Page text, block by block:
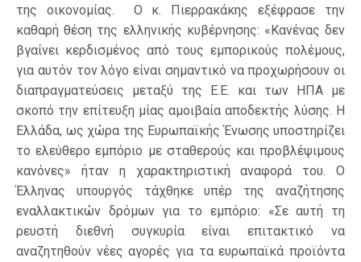
της οικονομίας. Ο κ. Πιερρακάκης εξέφρασε την
καθαρή θέση της ελληνικής κυβέρνησης: «Κανένας δεν
βγαίνει κερδισμένος από τους εμπορικούς πολέμους,
για αυτόν τον λόγο είναι σημαντικό να προχωρήσουν οι
διαπραγματεύσεις μεταξύ της Ε.Ε. και των ΗΠΑ με
σκοπό την επίτευξη μίας αμοιβαία αποδεκτής λύσης. Η
Ελλάδα, ως χώρα της Ευρωπαϊκής Ένωσης υποστηρίζει
το ελεύθερο εμπόριο με σταθερούς και προβλέψιμους
κανόνες» ήταν η χαρακτηριστική αναφορά του. Ο
Έλληνας υπουργός τάχθηκε υπέρ της αναζήτησης
εναλλακτικών δρόμων για το εμπόριο: «Σε αυτή τη
ρευστή διεθνή συγκυρία είναι επιτακτικό να
αναζητηθούν νέες αγορές για τα ευρωπαϊκά προϊόντα